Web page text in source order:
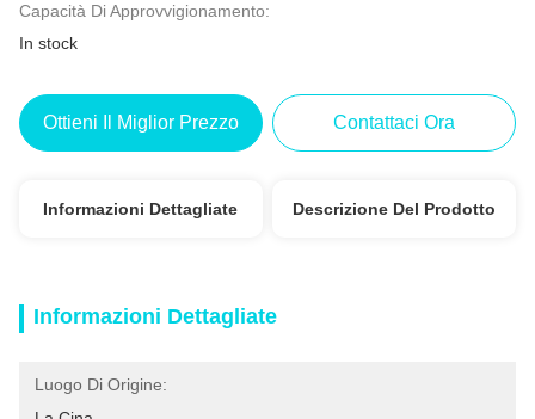
Capacità Di Approvvigionamento:
In stock
Ottieni Il Miglior Prezzo Contattaci Ora
Informazioni Dettagliate Descrizione Del Prodotto
Informazioni Dettagliate
Luogo Di Origine: